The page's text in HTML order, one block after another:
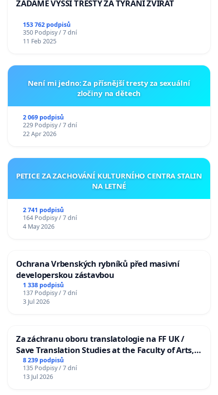
ŽÁDÁME VYŠŠÍ TRESTY ZA TÝRÁNÍ ZVÍŘAT
153 762 podpisů
350 Podpisy / 7 dní
11 Feb 2025
Není mi jedno: Za přísnější tresty za sexuální
zločiny na dětech
2 069 podpisů
229 Podpisy / 7 dní
22 Apr 2026
PETICE ZA ZACHOVÁNÍ KULTURNÍHO CENTRA STALIN
NA LETNÉ
2 741 podpisů
164 Podpisy / 7 dní
4 May 2026
Ochrana Vrbenských rybníků před masivní
developerskou zástavbou
1 338 podpisů
137 Podpisy / 7 dní
3 Jul 2026
Za záchranu oboru translatologie na FF UK /
Save Translation Studies at the Faculty of Arts,
Charles University
8 239 podpisů
135 Podpisy / 7 dní
13 Jul 2026